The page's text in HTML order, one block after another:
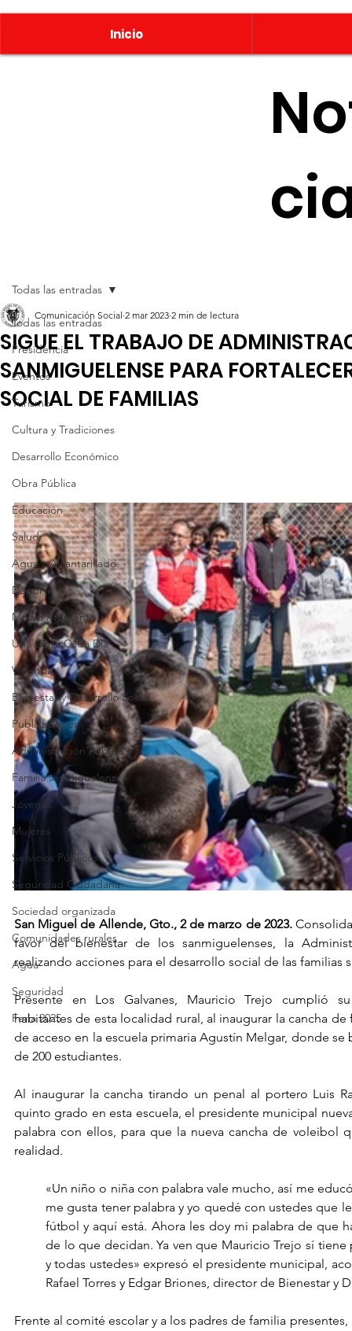
Todas las entradas
Presidencia
Eventos
Turismo
Cultura y Tradiciones
Desarrollo Económico
Obra Pública
Educación
Salud
Agua y Alcantarillado
Deporte
Medio Ambiente
Una Obra Cada Día
Vivienda
Bienestar y Desarrollo Social
Publicaciones
Administración Pública
Familia sanmiguelense
Jóvenes
Mujeres
Servicios Públicos
Seguridad Ciudadana
Sociedad organizada
Comunidades rurales
Agua
Seguridad
Feria 2025
Todas las entradas
SIGUE EL TRABAJO DE
SANMIGUELENSE PARA
SOCIAL DE FAMILIAS
Comunicación Social 2 mar 2023 2 min de lectura
San Miguel de Allende, Gto., 2 de marzo de 2023.
favor del bienestar de los sanmiguelenses, la
realizando acciones para el desarrollo social de las familias
Presente en Los Galvanes, Mauricio Trejo cumplió
habitantes de esta localidad rural, al inaugurar la cancha de
de acceso en la escuela primaria Agustín Melgar, donde
de 200 estudiantes.
Al inaugurar la cancha tirando un penal al portero Luis
quinto grado en esta escuela, el presidente municipal
palabra con ellos, para que la nueva cancha de voleibol
realidad.
«Un niño o niña con palabra vale mucho, así me
me gusta tener palabra y yo quedé con ustedes que
fútbol y aquí está. Ahora les doy mi palabra de que
de lo que decidan. Ya ven que Mauricio Trejo sí
y todas ustedes» expresó el presidente municipal,
Rafael Torres y Edgar Briones, director de Bienestar y
Frente al comité escolar y a los padres de familia
Inicio